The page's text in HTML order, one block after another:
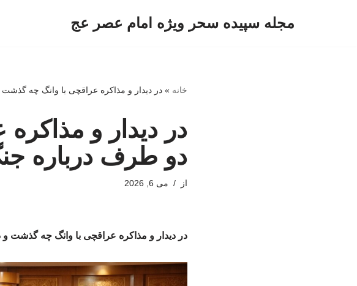
مجله سپیده سحر ویژه امام عصر عج
خانه »در دیدار و مذاکره عراقچی با وانگ چه
در دیدار و
دو طرف درباره
از می 6, 2026
در دیدار و مذاکره عراقچی با وانگ چه گذشت